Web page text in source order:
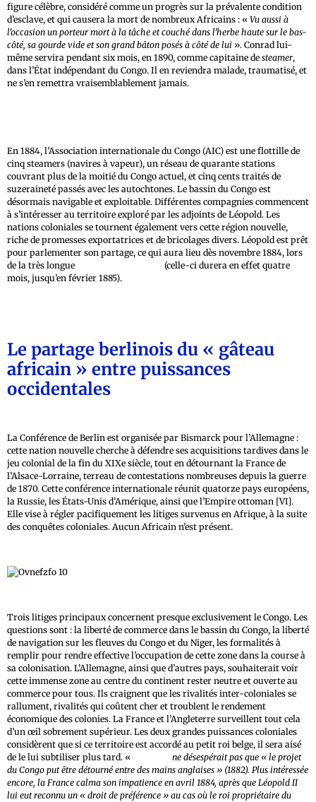
figure célèbre, considéré comme un progrès sur la prévalente condition
d’esclave, et qui causera la mort de nombreux Africains : « Vu aussi à
l’occasion un porteur mort à la tâche et couché dans l’herbe haute sur le bas-
côté, sa gourde vide et son grand bâton posés à côté de lui ». Conrad lui-
même servira pendant six mois, en 1890, comme capitaine de steamer,
dans l’État indépendant du Congo. Il en reviendra malade, traumatisé, et
ne s’en remettra vraisemblablement jamais.
En 1884, l’Association internationale du Congo (AIC) est une flottille de
cinq steamers (navires à vapeur), un réseau de quarante stations
couvrant plus de la moitié du Congo actuel, et cinq cents traités de
suzeraineté passés avec les autochtones. Le bassin du Congo est
désormais navigable et exploitable. Différentes compagnies commencent
à s’intéresser au territoire exploré par les adjoints de Léopold. Les
nations coloniales se tournent également vers cette région nouvelle,
riche de promesses exportatrices et de bricolages divers. Léopold est prêt
pour parlementer son partage, ce qui aura lieu dès novembre 1884, lors
de la très longue
(celle-ci durera en effet quatre
mois, jusqu’en février 1885).
Le partage berlinois du « gâteau
africain » entre puissances
occidentales
La Conférence de Berlin est organisée par Bismarck pour l’Allemagne :
cette nation nouvelle cherche à défendre ses acquisitions tardives dans le
jeu colonial de la fin du XIXe siècle, tout en détournant la France de
l’Alsace-Lorraine, terreau de contestations nombreuses depuis la guerre
de 1870. Cette conférence internationale réunit quatorze pays européens,
la Russie, les États-Unis d’Amérique, ainsi que l’Empire ottoman [VI].
Elle vise à régler pacifiquement les litiges survenus en Afrique, à la suite
des conquêtes coloniales. Aucun Africain n’est présent.
Trois litiges principaux concernent presque exclusivement le Congo. Les
questions sont : la liberté de commerce dans le bassin du Congo, la liberté
de navigation sur les fleuves du Congo et du Niger, les formalités à
remplir pour rendre effective l’occupation de cette zone dans la course à
sa colonisation. L’Allemagne, ainsi que d’autres pays, souhaiterait voir
cette immense zone au centre du continent rester neutre et ouverte au
commerce pour tous. Ils craignent que les rivalités inter-coloniales se
rallument, rivalités qui coûtent cher et troublent le rendement
économique des colonies. La France et l’Angleterre surveillent tout cela
d’un œil sobrement supérieur. Les deux grandes puissances coloniales
considèrent que si ce territoire est accordé au petit roi belge, il sera aisé
de le lui subtiliser plus tard. «
ne désespérait pas que « le projet
du Congo put être détourné entre des mains anglaises » (1882). Plus intéressée
encore, la France calma son impatience en avril 1884, après que Léopold II
lui eut reconnu un « droit de préférence » au cas où le roi propriétaire du